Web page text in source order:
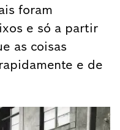
foram
e só a partir
as coisas
e de